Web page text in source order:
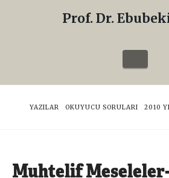
Sifil
Prof. Dr.
HOME
YAZILAR OKUYUCU SORULARI 2010
Muhtelif